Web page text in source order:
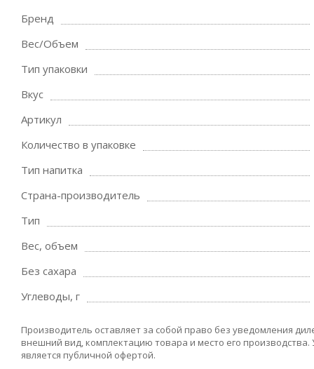
Бренд
Вес/Объем
Тип упаковки
Вкус
Артикул
Количество в упаковке
Тип напитка
Страна-производитель
Тип
Вес, объем
Без сахара
Углеводы, г
Производитель оставляет за собой право без уведомления
внешний вид, комплектацию товара и место его
является публичной офертой.